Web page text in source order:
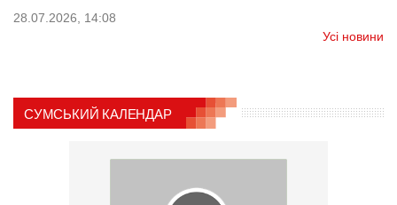
28.07.2026, 14:08
Усі новини
СУМСЬКИЙ КАЛЕНДАР